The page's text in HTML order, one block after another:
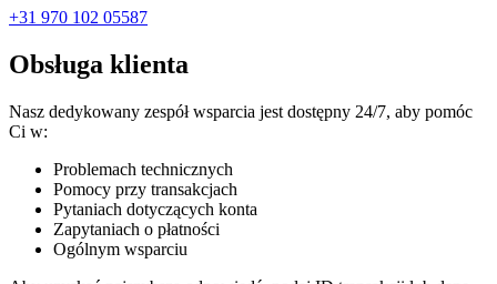
+31 970 102 05587
Obsługa klienta
Nasz dedykowany zespół wsparcia jest dostępny 24/7, aby pomóc
Ci w:
Problemach technicznych
Pomocy przy transakcjach
Pytaniach dotyczących konta
Zapytaniach o płatności
Ogólnym wsparciu